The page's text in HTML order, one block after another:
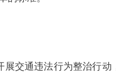
展交通违法行为整治行